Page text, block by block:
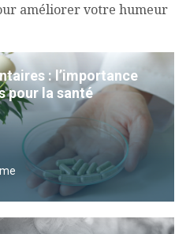
améliorer votre humeur
: l’importance
pour la santé